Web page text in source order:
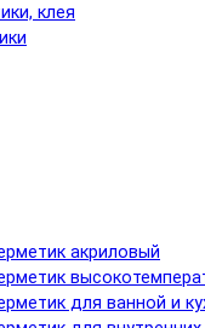
клея
акриловый
для ванной и